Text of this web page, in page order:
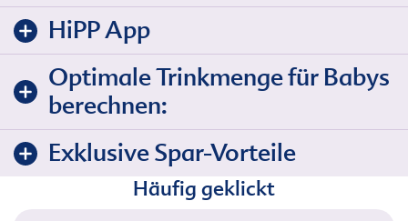
HiPP App
Optimale Trinkmenge für Babys
berechnen:
Exklusive Spar-Vorteile
Häufig geklickt